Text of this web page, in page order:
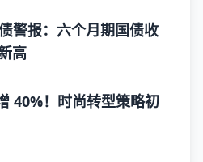
警报：六个月期国债收
高
40%！时尚转型策略初